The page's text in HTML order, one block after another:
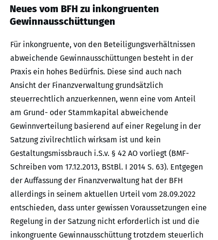
Neues vom BFH zu inkongruenten
Gewinnausschüttungen
Für inkongruente, von den Beteiligungsverhältnissen
abweichende Gewinnausschüttungen besteht in der
Praxis ein hohes Bedürfnis. Diese sind auch nach
Ansicht der Finanzverwaltung grundsätzlich
steuerrechtlich anzuerkennen, wenn eine vom Anteil
am Grund- oder Stammkapital abweichende
Gewinnverteilung basierend auf einer Regelung in der
Satzung zivilrechtlich wirksam ist und kein
Gestaltungsmissbrauch i.S.v. § 42 AO vorliegt (BMF-
Schreiben vom 17.12.2013, BStBl. I 2014 S. 63). Entgegen
der Auffassung der Finanzverwaltung hat der BFH
allerdings in seinem aktuellen Urteil vom 28.09.2022
entschieden, dass unter gewissen Voraussetzungen eine
Regelung in der Satzung nicht erforderlich ist und die
inkongruente Gewinnausschüttung trotzdem steuerlich